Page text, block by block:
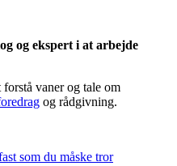
og ekspert i at arbejde
vaner og tale om
og rådgivning.
som du måske tror